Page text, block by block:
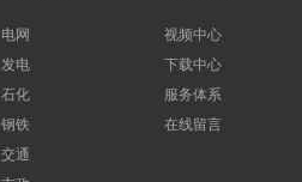
电网
发电
石化
钢铁
交通
视频中心
下载中心
服务体系
在线留言